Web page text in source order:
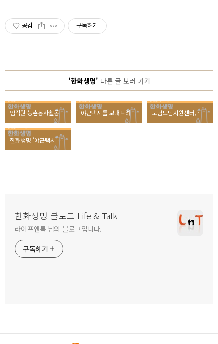
공감 구독하기
'한화생명' 다른 글 보러 가기
임직원 농촌봉사활동, 그 생생한 후기는? 야근택시를 보내드려요! 다음 주인공은 누구? 도담도담지원센터, 이른둥이들의 특별한 돌잔치!
한화생명 '야근택시' 소문내기 이벤트 당첨자 발표!
한화생명 블로그 Life & Talk
라이프앤톡 님의 블로그입니다.
구독하기